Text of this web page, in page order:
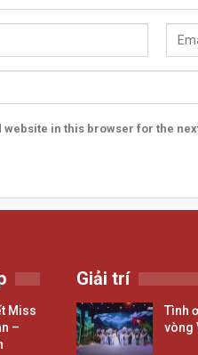
website in this browser for the
Miss
–
Giải trí
Tình
vòng